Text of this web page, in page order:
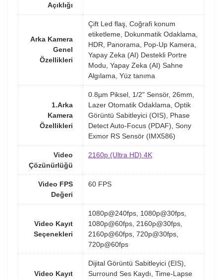
Açıklığı
Arka Kamera
Genel
Özellikleri
Çift Led flaş, Coğrafi konum
etiketleme, Dokunmatik Odaklama,
HDR, Panorama, Pop-Up Kamera,
Yapay Zeka (AI) Destekli Portre
Modu, Yapay Zeka (AI) Sahne
Algılama, Yüz tanıma
1.Arka
Kamera
Özellikleri
0.8µm Piksel, 1/2" Sensör, 26mm,
Lazer Otomatik Odaklama, Optik
Görüntü Sabitleyici (OIS), Phase
Detect Auto-Focus (PDAF), Sony
Exmor RS Sensör (IMX586)
Video
Çözünürlüğü
2160p (Ultra HD) 4K
Video FPS
Değeri
60 FPS
Video Kayıt
Seçenekleri
1080p@240fps, 1080p@30fps,
1080p@60fps, 2160p@30fps,
2160p@60fps, 720p@30fps,
720p@60fps
Video Kayıt
Dijital Görüntü Sabitleyici (EIS),
Surround Ses Kaydı, Time-Lapse